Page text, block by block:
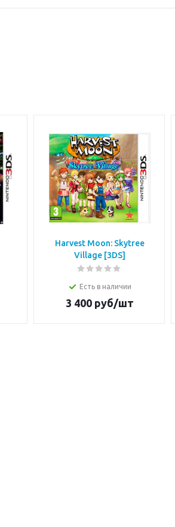
Harvest Moon: Skytree
Village [3DS]
Есть в наличии
3 400руб/шт